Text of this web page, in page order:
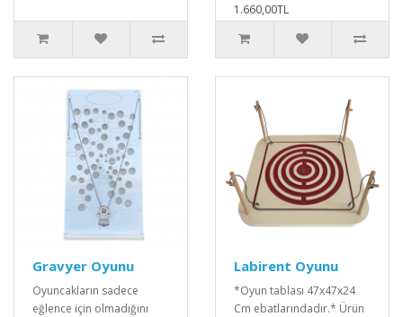
1.660,00TL
Gravyer Oyunu
Oyuncakların sadece
eğlence için olmadığını
Labirent Oyunu
*Oyun tablası 47x47x24
Cm ebatlarındadır.* Ürün